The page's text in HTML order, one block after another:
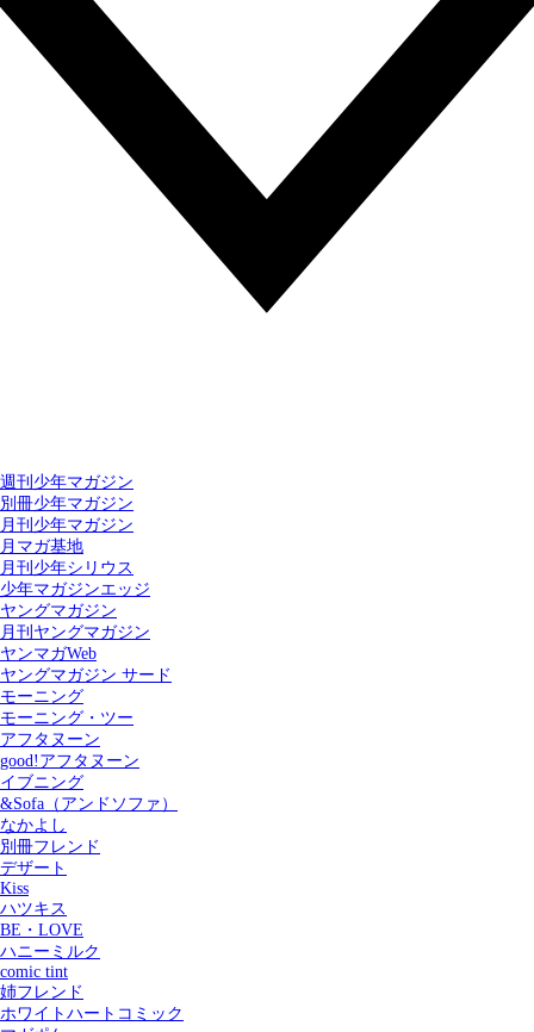
週刊少年マガジン
別冊少年マガジン
月刊少年マガジン
月マガ基地
月刊少年シリウス
少年マガジンエッジ
ヤングマガジン
月刊ヤングマガジン
ヤンマガWeb
ヤングマガジン サード
モーニング
モーニング・ツー
アフタヌーン
good!アフタヌーン
イブニング
&Sofa（アンドソファ）
なかよし
別冊フレンド
デザート
Kiss
ハツキス
BE・LOVE
ハニーミルク
comic tint
姉フレンド
ホワイトハートコミック